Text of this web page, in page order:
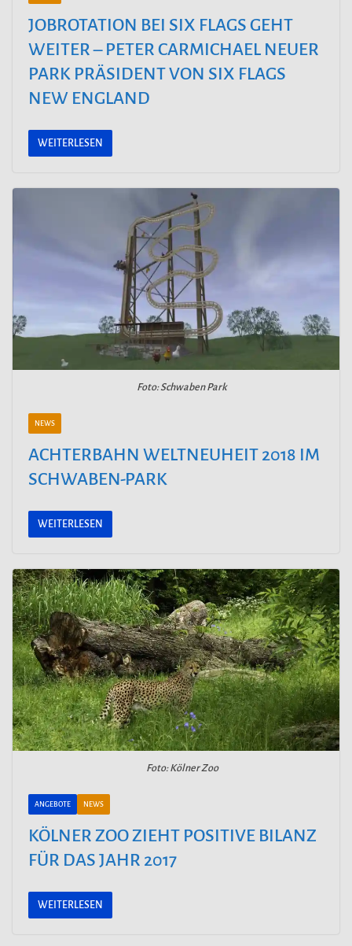
JOBROTATION BEI SIX FLAGS GEHT
WEITER – PETER CARMICHAEL NEUER
PARK PRÄSIDENT VON SIX FLAGS
NEW ENGLAND
WEITERLESEN
Foto: Schwaben Park
NEWS
ACHTERBAHN WELTNEUHEIT 2018 IM
SCHWABEN-PARK
WEITERLESEN
Foto: Kölner Zoo
ANGEBOTE NEWS
KÖLNER ZOO ZIEHT POSITIVE BILANZ
FÜR DAS JAHR 2017
WEITERLESEN